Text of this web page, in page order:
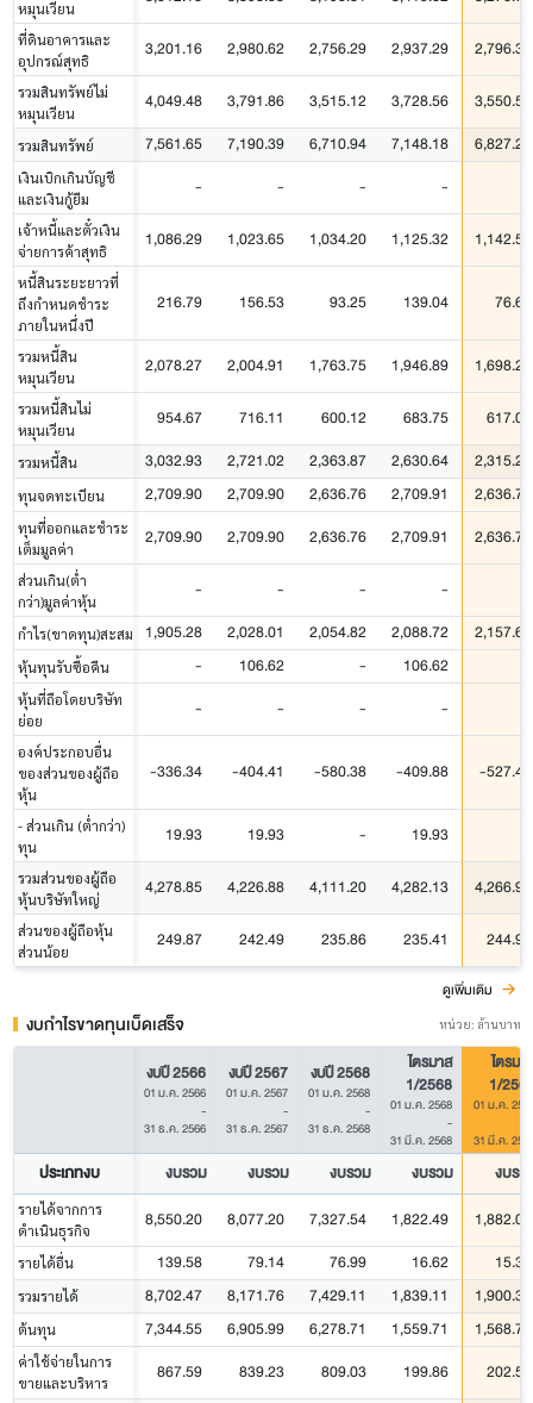
หมุนเวียน
ที่ดินอาคารและ
อุปกรณ์สุทธิ
3,201.16 2,980.62 2,756.29 2,937.29 2,796.33
รวมสินทรัพย์ไม่
หมุนเวียน
4,049.48 3,791.86 3,515.12 3,728.56 3,550.52
รวมสินทรัพย์ 7,561.65 7,190.39 6,710.94 7,148.18 6,827.26
เงินเบิกเกินบัญชี
และเงินกู้ยืม
- - - -
เจ้าหนี้และตั๋วเงิน
จ่ายการค้าสุทธิ
1,086.29 1,023.65 1,034.20 1,125.32 1,142.50
หนี้สินระยะยาวที่
ถึงกำหนดชำระ
ภายในหนึ่งปี
216.79 156.53 93.25 139.04 76.67
รวมหนี้สิน
หมุนเวียน
2,078.27 2,004.91 1,763.75 1,946.89 1,698.22
รวมหนี้สินไม่
หมุนเวียน
954.67 716.11 600.12 683.75 617.07
รวมหนี้สิน 3,032.93 2,721.02 2,363.87 2,630.64 2,315.29
ทุนจดทะเบียน 2,709.90 2,709.90 2,636.76 2,709.91 2,636.76
ทุนที่ออกและชำระ
เต็มมูลค่า
2,709.90 2,709.90 2,636.76 2,709.91 2,636.76
ส่วนเกิน(ต่ำ
กว่า)มูลค่าหุ้น
- - - -
กำไร(ขาดทุน)สะสม 1,905.28 2,028.01 2,054.82 2,088.72 2,157.69
หุ้นทุนรับซื้อคืน - 106.62 - 106.62
หุ้นที่ถือโดยบริษัท
ย่อย
- - - -
องค์ประกอบอื่น
ของส่วนของผู้ถือ
หุ้น
-336.34 -404.41 -580.38 -409.88 -527.46
- ส่วนเกิน (ต่ำกว่า)
ทุน
19.93 19.93 - 19.93
รวมส่วนของผู้ถือ
หุ้นบริษัทใหญ่
4,278.85 4,226.88 4,111.20 4,282.13 4,266.99
ส่วนของผู้ถือหุ้น
ส่วนน้อย
249.87 242.49 235.86 235.41 244.98
ดูเพิ่มเติม
งบกำไรขาดทุนเบ็ดเสร็จ หน่วย: ล้านบาท
งบปี 2566
01 ม.ค. 2566
-
31 ธ.ค. 2566
งบปี 2567
01 ม.ค. 2567
-
31 ธ.ค. 2567
งบปี 2568
01 ม.ค. 2568
-
31 ธ.ค. 2568
ไตรมาส
1/2568
01 ม.ค. 2568
-
31 มี.ค. 2568
ไตรมา
1/
01 ม.ค.
31 มี.ค.
ประเภทงบ งบรวม งบรวม งบรวม งบรวม งบรว
รายได้จากการ
ดำเนินธุรกิจ
8,550.20 8,077.20 7,327.54 1,822.49 1,882.07
รายได้อื่น 139.58 79.14 76.99 16.62 15.38
รวมรายได้ 8,702.47 8,171.76 7,429.11 1,839.11 1,900.32
ต้นทุน 7,344.55 6,905.99 6,278.71 1,559.71 1,568.73
ค่าใช้จ่ายในการ
ขายและบริหาร
867.59 839.23 809.03 199.86 202.50